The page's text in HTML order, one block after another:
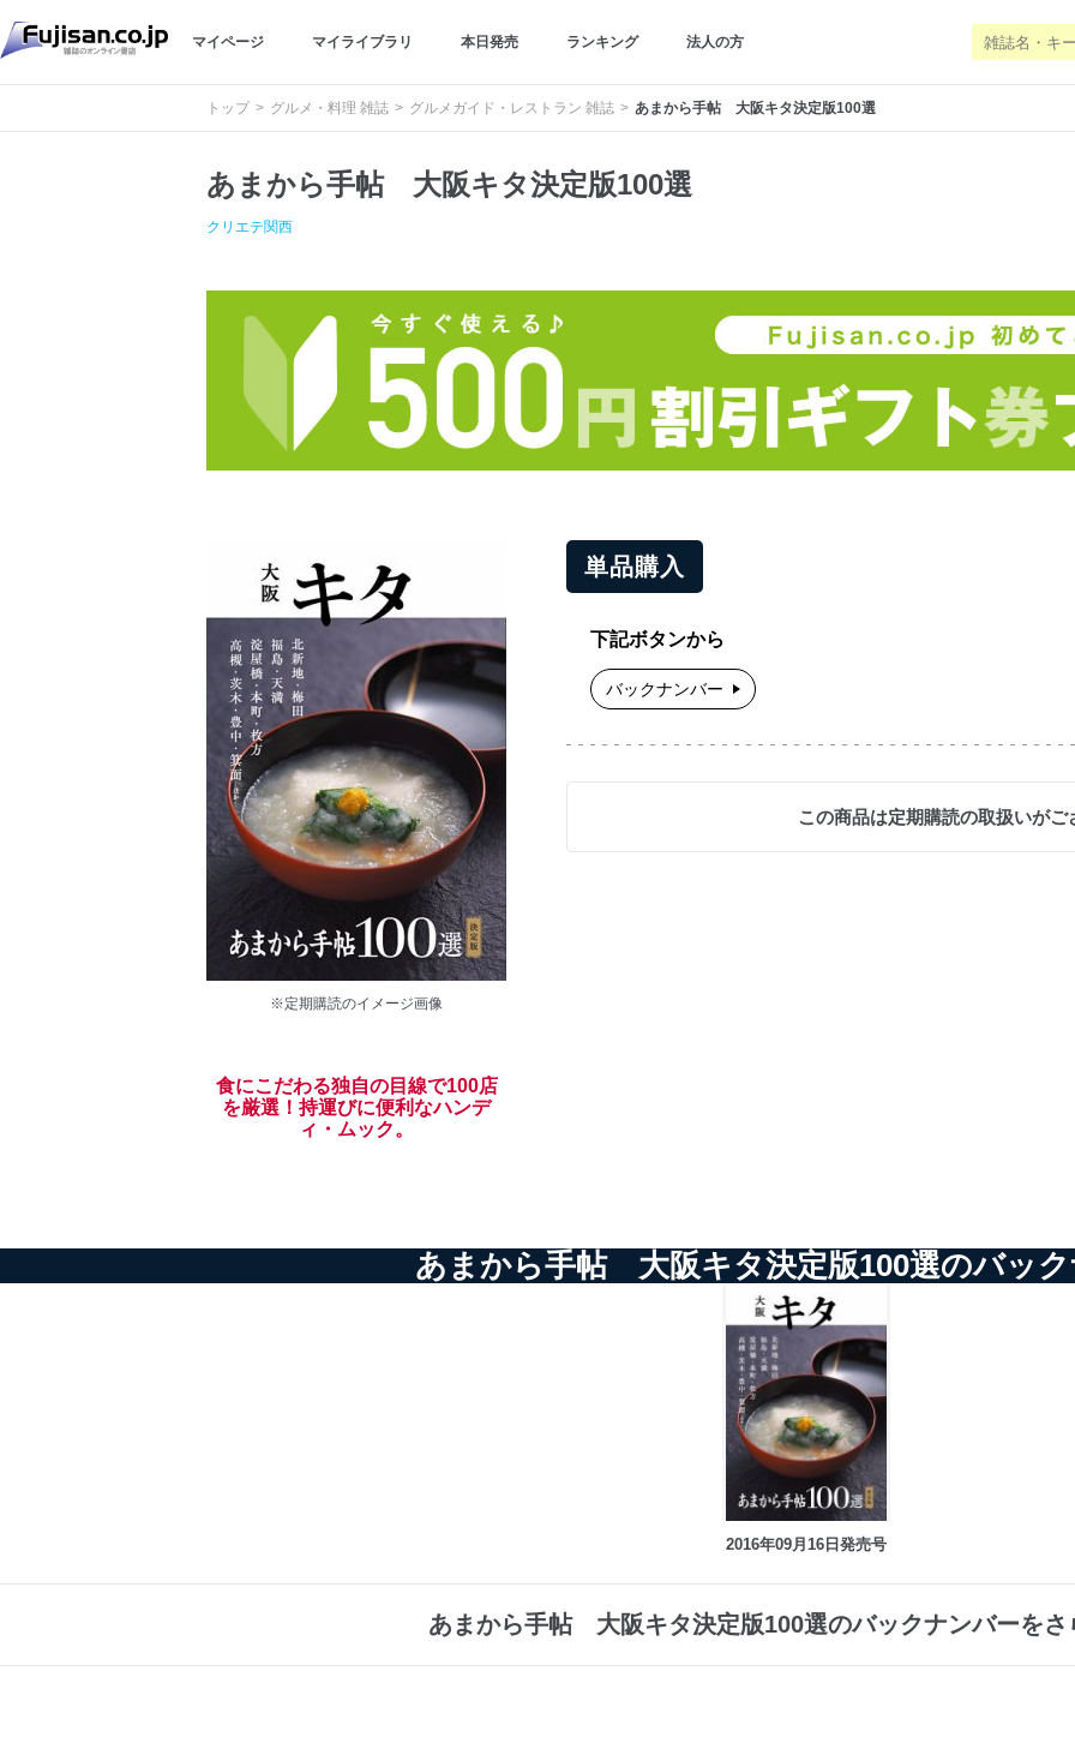
マイページ マイライブラリ 本日発売 ランキング 法人の方
トップ グルメ・料理 雑誌 グルメガイド・レストラン 雑誌 あまから手帖 大阪キタ決定版100選
あまから手帖 大阪キタ決定版100選
クリエテ関西
※定期購読のイメージ画像
食にこだわる独自の目線で100店
を厳選！持運びに便利なハンデ
ィ・ムック。
単品購入
下記ボタンから
バックナンバー
この商品は定期購読の取扱いがご
あまから手帖 大阪キタ決定版100選のバッ
2016年09月16日発売号
あまから手帖 大阪キタ決定版100選のバックナンバーをさ